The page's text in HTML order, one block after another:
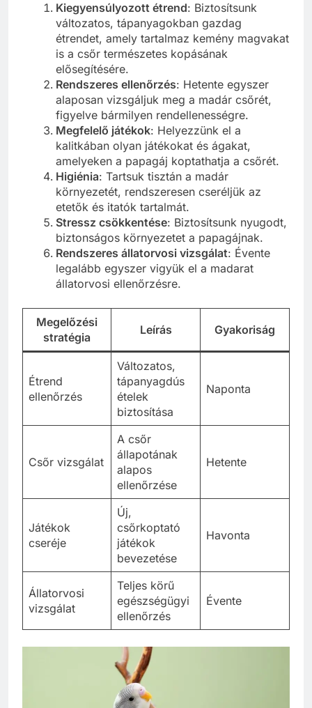
Kiegyensúlyozott étrend: Biztosítsunk
változatos, tápanyagokban gazdag
étrendet, amely tartalmaz kemény magvakat
is a csőr természetes kopásának
elősegítésére.
Rendszeres ellenőrzés: Hetente egyszer
alaposan vizsgáljuk meg a madár csőrét,
figyelve bármilyen rendellenességre.
Megfelelő játékok: Helyezzünk el a
kalitkában olyan játékokat és ágakat,
amelyeken a papagáj koptathatja a csőrét.
Higiénia: Tartsuk tisztán a madár
környezetét, rendszeresen cseréljük az
etetők és itatók tartalmát.
Stressz csökkentése: Biztosítsunk nyugodt,
biztonságos környezetet a papagájnak.
Rendszeres állatorvosi vizsgálat: Évente
legalább egyszer vigyük el a madarat
állatorvosi ellenőrzésre.
Megelőzési
stratégia
Leírás Gyakoriság
Étrend
ellenőrzés
Változatos,
tápanyagdús
ételek
biztosítása
Naponta
Csőr vizsgálat
A csőr
állapotának
alapos
ellenőrzése
Hetente
Játékok
cseréje
Új,
csőrkoptató
játékok
bevezetése
Havonta
Állatorvosi
vizsgálat
Teljes körű
egészségügyi
ellenőrzés
Évente